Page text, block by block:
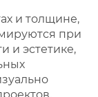
и толщине,
при
и эстетике,